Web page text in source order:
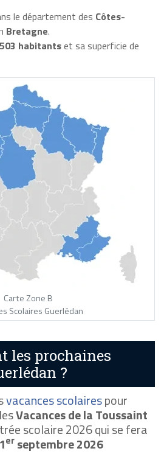
le département des Côtes-
Bretagne.
habitantset sa superficie de
Carte Zone B
Scolaires Guerlédan
les prochaines
?
vacances scolairespour
Vacances de la Toussaint
scolaire 2026 qui se fera
erseptembre 2026